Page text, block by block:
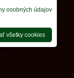
osobných údajov
všetky cookies